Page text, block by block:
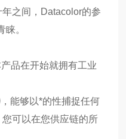
之间，Datacolor的参
。
品在开始就拥有工业
能够以*的性捕捉任何
可以在您供应链的所